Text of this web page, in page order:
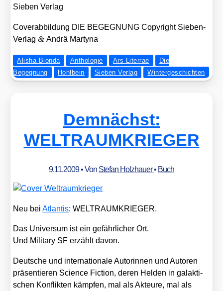
Sie­ben Ver­lag
Cover­ab­bil­dung DIE BEGEGNUNG Copy­right Sie­ben-
Ver­lag& Andrä Mar­ty­na
Alisha Bionda Anthologie Ars Literrae
Die
Begegnung
Hohlbein Sieben Verlag Wintergeschichten
Demnächst:
WELTRAUMKRIEGER
9.11.2009• Von Stefan Holzhauer• Buch
Neu beiAtlan­tis: WELTRAUMKRIEGER.
Das Uni­ver­sum ist ein gefähr­li­cher Ort.
Und Mili­ta­ry SF erzählt davon.
Deut­sche und inter­na­tio­na­le Autorin­nen und Autoren
prä­sen­tie­ren Sci­ence Fic­tion, deren Hel­den in galak­ti­
schen Kon­flik­ten kämp­fen, mal als Akteu­re, mal als